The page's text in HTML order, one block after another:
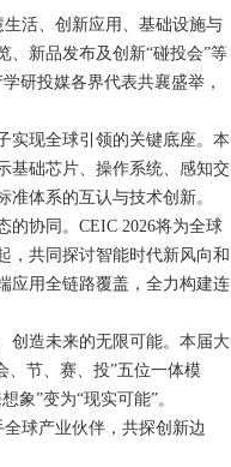
活、创新应用、基础设施与
、新品发布及创新“碰投会”等
研投媒各界代表共襄盛举，
实现全球引领的关键底座。本
基础芯片、操作系统、感知交
体系的互认与技术创新。
的协同。CEIC 2026将为全球
，共同探讨智能时代新风向和
应用全链路覆盖，全力构建连
创造未来的无限可能。本届大
、节、赛、投”五位一体模
象”变为“现实可能”。
球产业伙伴，共探创新边